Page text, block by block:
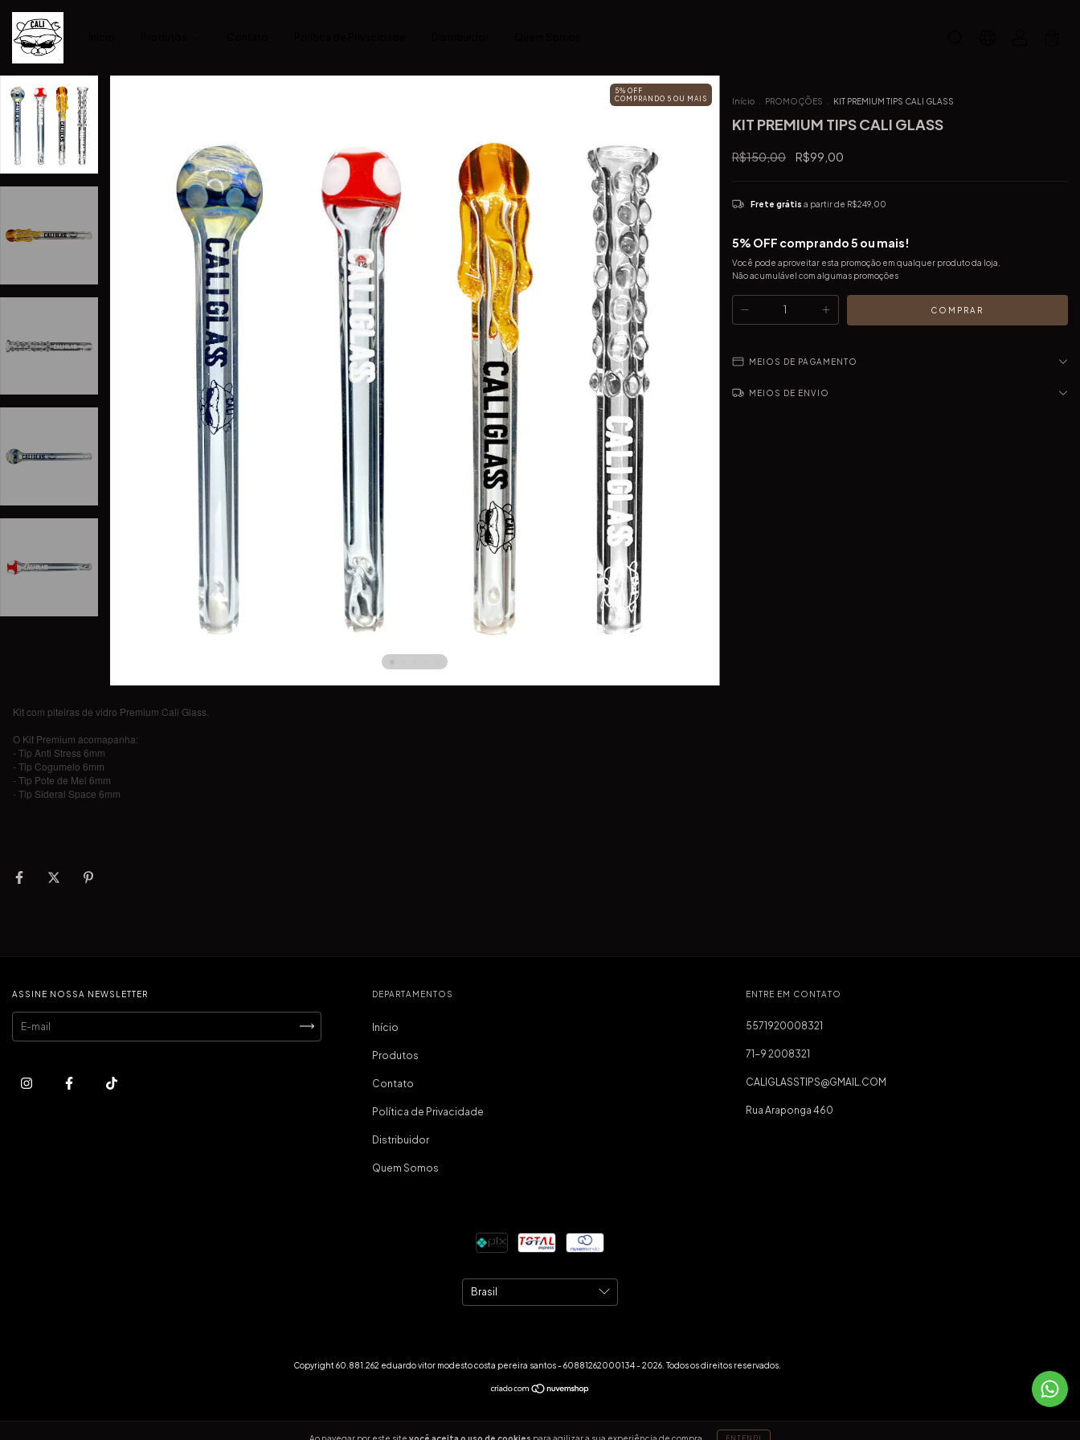
ENTENDI
5% OFF
COMPRANDO 5 OU MAIS
Início PROMOÇÕES KIT PREMIUM TIPS CALI GLASS
KIT PREMIUM TIPS CALI GLASS
R$150,00 R$99,00
Frete grátis a partir de R$249,00
5% OFF comprando 5 ou mais!
Você pode aproveitar esta promoção em qualquer produto da loja.
Não acumulável com algumas promoções
MEIOS DE PAGAMENTO
MEIOS DE ENVIO
Kit com piteiras de vidro Premium Cali Glass.
O Kit Premium acomapanha:
- Tip Anti Stress 6mm
- Tip Cogumelo 6mm
- Tip Pote de Mel 6mm
- Tip Sideral Space 6mm
ASSINE NOSSA NEWSLETTER DEPARTAMENTOS
Início
Produtos
Contato
Política de Privacidade
Distribuidor
Quem Somos
ENTRE EM CONTATO
5571920008321
71-9 2008321
CALIGLASSTIPS@GMAIL.COM
Rua Araponga 460
Copyright 60.881.262 eduardo vitor modesto costa pereira santos - 60881262000134 - 2026. Todos os direitos reservados.